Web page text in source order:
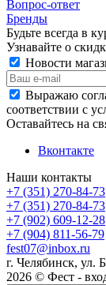
Вопрос-ответ
Бренды
Будьте всегда в
Узнавайте о
Новости
Выражаю
соответствии с
Оставайтесь на
Вконтакте
Наши контакты
+7 (351) 270-84-73
+7 (351) 270-84-73
+7 (902) 609-12-28
+7 (904) 811-56-79
fest07@inbox.ru
г. Челябинск, ул.
2026 © Фест -